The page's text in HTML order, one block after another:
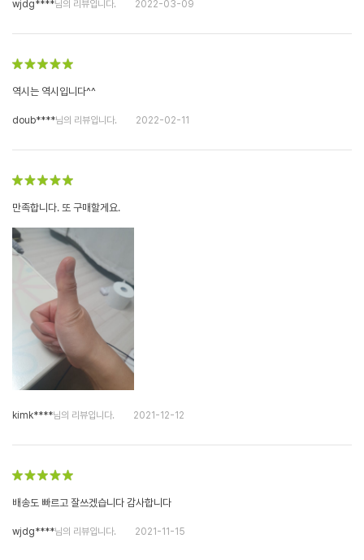
wjdg****님의 리뷰입니다. 2022-03-09
역시는 역시입니다^^
doub****님의 리뷰입니다. 2022-02-11
만족합니다. 또 구매할게요.
kimk****님의 리뷰입니다. 2021-12-12
배송도 빠르고 잘쓰겠습니다 감사합니다
wjdg****님의 리뷰입니다. 2021-11-15